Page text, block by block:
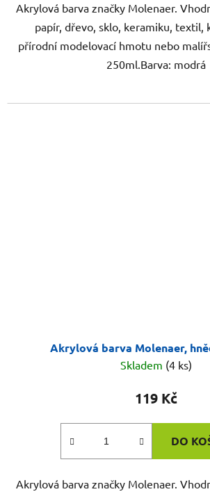
Akrylová barva značky Molenaer.
papír, dřevo, sklo, keramiku, textil,
přírodní modelovací hmotu nebo
250ml.Barva: modrá
Akrylová barva Molenaer,
Skladem (4 ks)
119 Kč
DO
Akrylová barva značky Molenaer.